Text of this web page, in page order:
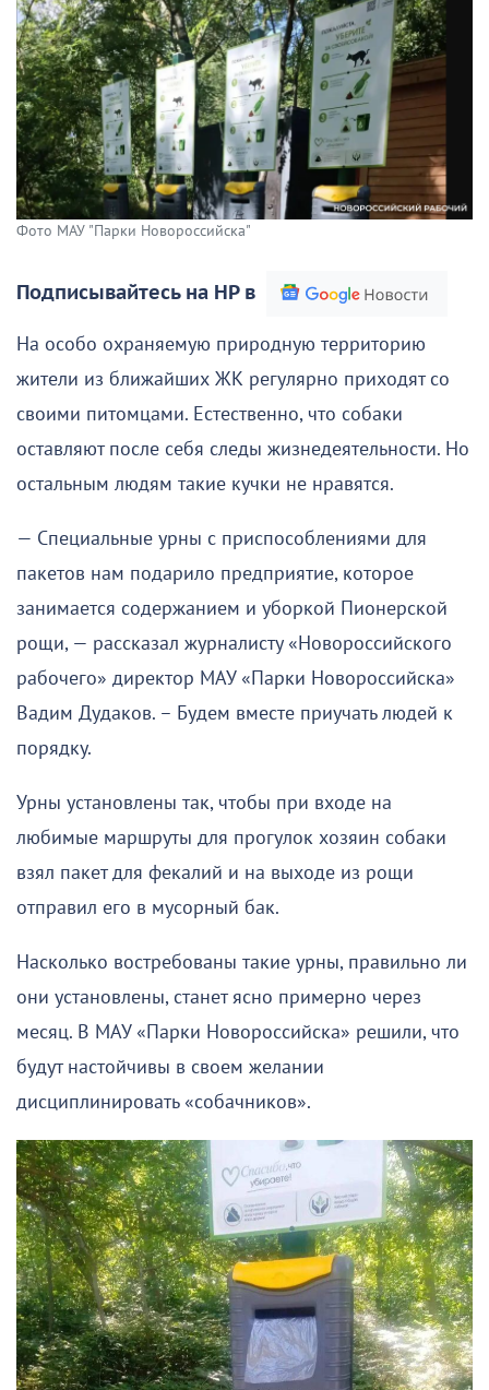
Фото МАУ "Парки Новороссийска"
Подписывайтесь на НР в
На особо охраняемую природную территорию
жители из ближайших ЖК регулярно приходят со
своими питомцами. Естественно, что собаки
оставляют после себя следы жизнедеятельности. Но
остальным людям такие кучки не нравятся.
— Специальные урны с приспособлениями для
пакетов нам подарило предприятие, которое
занимается содержанием и уборкой Пионерской
рощи, — рассказал журналисту «Новороссийского
рабочего» директор МАУ «Парки Новороссийска»
Вадим Дудаков. – Будем вместе приучать людей к
порядку.
Урны установлены так, чтобы при входе на
любимые маршруты для прогулок хозяин собаки
взял пакет для фекалий и на выходе из рощи
отправил его в мусорный бак.
Насколько востребованы такие урны, правильно ли
они установлены, станет ясно примерно через
месяц. В МАУ «Парки Новороссийска» решили, что
будут настойчивы в своем желании
дисциплинировать «собачников».